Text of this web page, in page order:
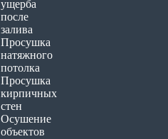
ущерба
после
залива
Просушка
натяжного
потолка
Просушка
кирпичных
стен
Осушение
объектов